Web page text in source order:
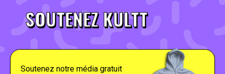
SOUTENEZ KULTT
Soutenez notre média gratuit